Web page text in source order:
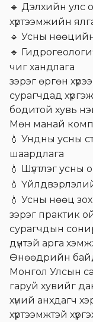
🔹 Дэлхийн улс
хүртээмжийн
🔹 Усны нөөцийн
🔹
чиг хандлага
зэрэг өргөн
сурагчдад
бодитой хувь
Мөн манай
💧 Ундны усны
шаардлага
💧 Шүлтлэг усны
💧
💧 Усны нөөц
зэрэг практик
сурагчдын
дүнтэй арга
Өнөөдрийн
Монгол Улсын
гаруй хувийг
хүний анхдагч
хүртээмжтэй